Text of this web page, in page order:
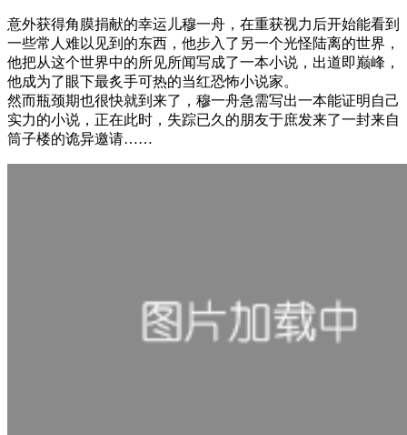
意外获得角膜捐献的幸运儿穆一舟，在重获视力后开始能看到
一些常人难以见到的东西，他步入了另一个光怪陆离的世界，
他把从这个世界中的所见所闻写成了一本小说，出道即巅峰，
他成为了眼下最炙手可热的当红恐怖小说家。
然而瓶颈期也很快就到来了，穆一舟急需写出一本能证明自己
实力的小说，正在此时，失踪已久的朋友于庶发来了一封来自
筒子楼的诡异邀请……